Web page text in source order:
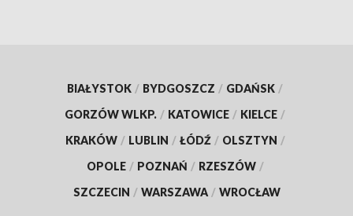
BIAŁYSTOK / BYDGOSZCZ / GDAŃSK /
GORZÓW WLKP. / KATOWICE / KIELCE /
KRAKÓW / LUBLIN / ŁÓDŹ / OLSZTYN /
OPOLE / POZNAŃ / RZESZÓW /
SZCZECIN / WARSZAWA / WROCŁAW